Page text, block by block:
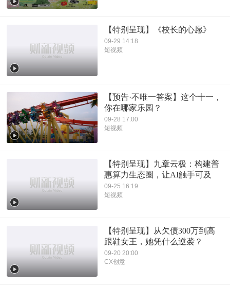
【特别呈现】《校长的心愿》
09-29 14:18
短视频
【预告·不唯一答案】这个十一，
你在哪家乐园？
09-28 17:00
短视频
【特别呈现】九章云极：构建普
惠算力生态圈，让AI触手可及
09-25 16:19
短视频
【特别呈现】从欠债300万到高
跟鞋女王，她凭什么逆袭？
09-20 20:00
CX创意